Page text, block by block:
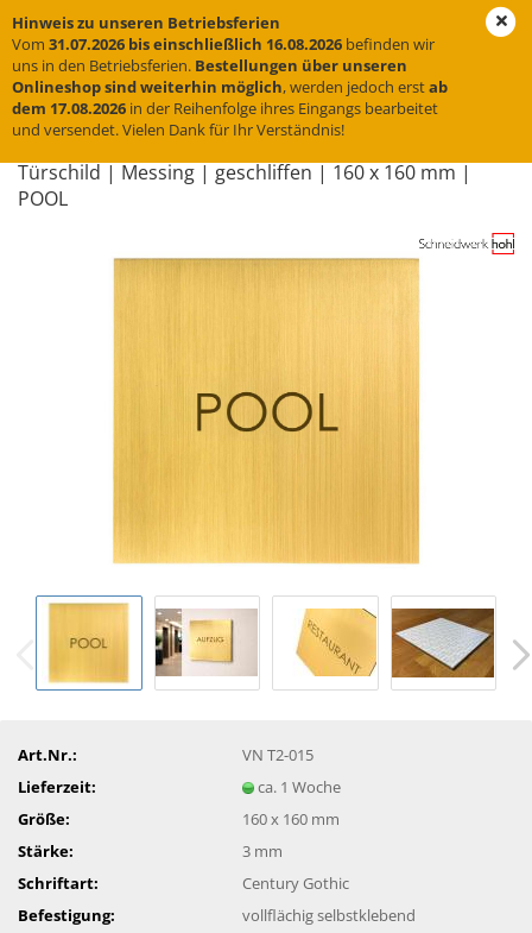
Hinweis zu unseren Betriebsferien
Vom 31.07.2026 bis einschließlich 16.08.2026 befinden wir
uns in den Betriebsferien. Bestellungen über unseren
Onlineshop sind weiterhin möglich, werden jedoch erstab
dem 17.08.2026 in der Reihenfolge ihres Eingangs bearbeitet
und versendet. Vielen Dank für Ihr Verständnis!
« Erster « zurück weiter »
Letzter »
31Artikel in dieser Kategorie
Tür­schild | Mes­sing | ge­schlif­fen | 160 x 160 mm |
POOL
Art.Nr.:
VN T2-015
Lieferzeit:
ca. 1 Woche
Größe:
160 x 160 mm
Stärke:
3 mm
Schriftart:
Century Gothic
Befestigung:
vollflächig selbstklebend